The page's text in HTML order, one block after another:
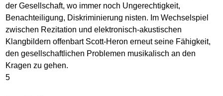
der Gesellschaft, wo immer noch Ungerechtigkeit,
Benachteiligung, Diskriminierung nisten. Im Wechselspiel
zwischen Rezitation und elektronisch-akustischen
Klangbildern offenbart Scott-Heron erneut seine Fähigkeit,
den gesellschaftlichen Problemen musikalisch an den
Kragen zu gehen.
5